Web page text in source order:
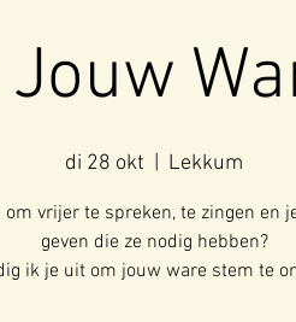
di 28 okt Lekkum
om vrijer te spreken, te zingen en
geven die ze nodig hebben?
ik je uit om jouw ware stem te